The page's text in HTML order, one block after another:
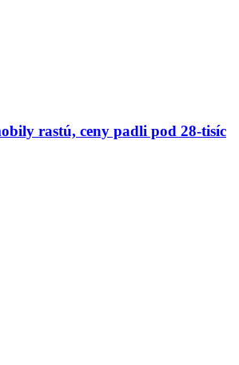
rastú, ceny padli pod 28-tisíc